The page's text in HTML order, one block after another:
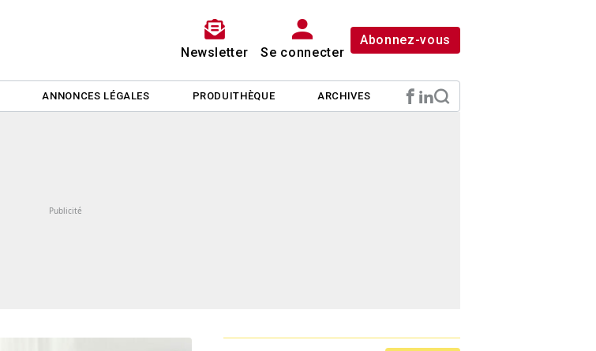
Newsletter Se connecter
Abonnez-vous
ANNONCES LÉGALES PRODUITHÈQUE ARCHIVES